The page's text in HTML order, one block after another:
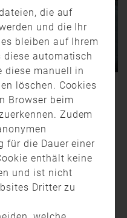
SCHWABEN:
Feuerteufel im
Seit Mitte
Brände, zumeist in
Bei dem jüngsten
200 Schafe
uns umgehört, was
die auf
und die Ihr
bleiben auf Ihrem
diese automatisch
diese manuell in
löschen. Cookies
Browser beim
Zudem
für die Dauer einer
enthält keine
und ist nicht
Dritter zu